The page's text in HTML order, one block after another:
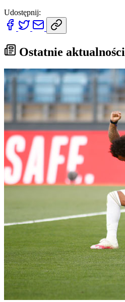
Udostępnij:
Ostatnie aktualności